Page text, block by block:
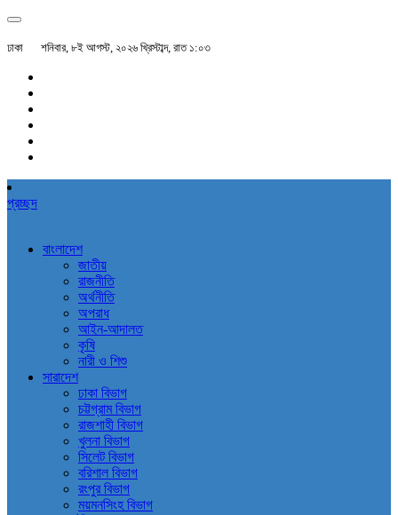
ঢাকা শনিবার, ৮ই আগস্ট, ২০২৬ খ্রিস্টাব্দ, রাত ১:০৩
প্রচ্ছদ
বাংলাদেশ
জাতীয়
রাজনীতি
অর্থনীতি
অপরাধ
আইন-আদালত
কৃষি
নারী ও শিশু
সারাদেশ
ঢাকা বিভাগ
চট্টগ্রাম বিভাগ
রাজশাহী বিভাগ
খুলনা বিভাগ
সিলেট বিভাগ
বরিশাল বিভাগ
রংপুর বিভাগ
ময়মনসিংহ বিভাগ